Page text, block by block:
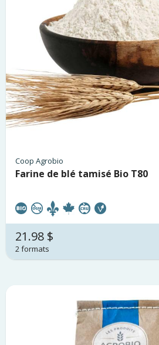
Coop Agrobio
Farine de blé tamisé Bio T80
21.98 $
2 formats